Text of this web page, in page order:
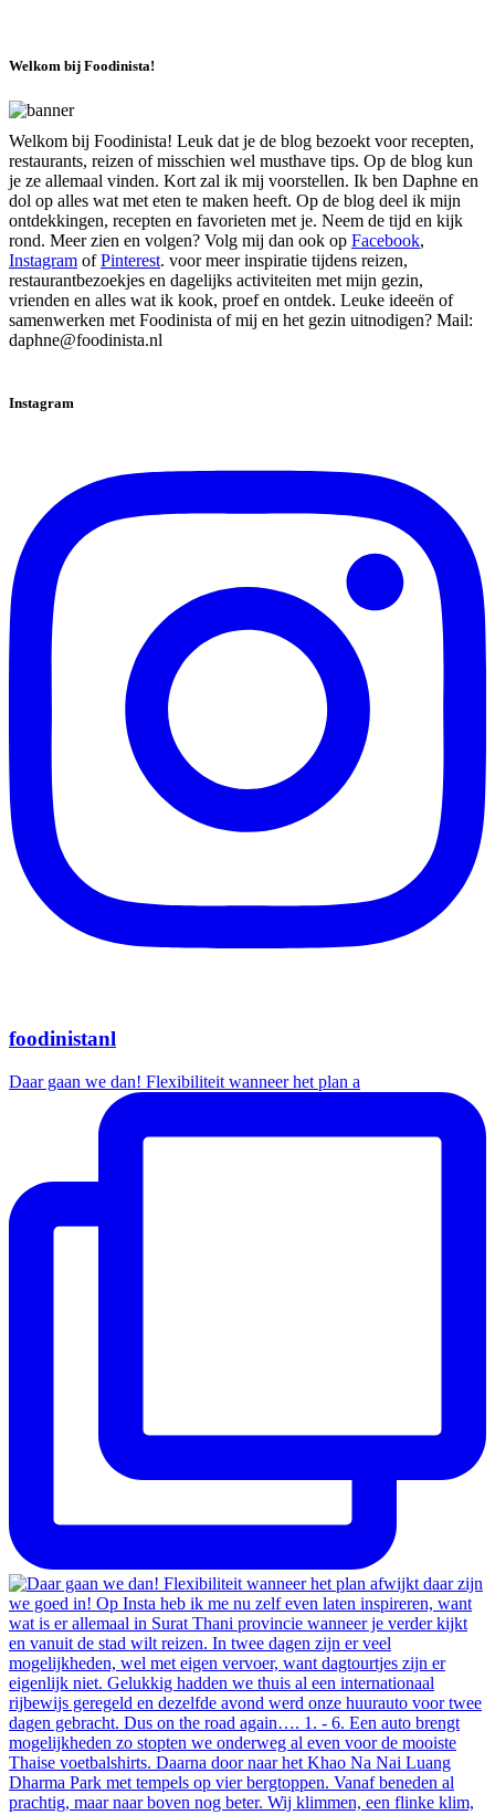
Welkom bij Foodinista!
Welkom bij Foodinista! Leuk dat je de blog bezoekt voor recepten,
restaurants, reizen of misschien wel musthave tips. Op de blog kun
je ze allemaal vinden. Kort zal ik mij voorstellen. Ik ben Daphne en
dol op alles wat met eten te maken heeft. Op de blog deel ik mijn
ontdekkingen, recepten en favorieten met je. Neem de tijd en kijk
rond. Meer zien en volgen? Volg mij dan ook op Facebook,
Instagram ofPinterest. voor meer inspiratie tijdens reizen,
restaurantbezoekjes en dagelijks activiteiten met mijn gezin,
vrienden en alles wat ik kook, proef en ontdek. Leuke ideeën of
samenwerken met Foodinista of mij en het gezin uitnodigen? Mail:
daphne@foodinista.nl
Instagram
foodinistanl
Daar gaan we dan! Flexibiliteit wanneer het plan a